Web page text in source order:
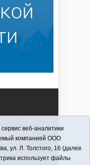
обязательна
при финансовой
области
№ ФС 77-66066
веб-аналитики
компанией ООО
ул. Л. Толстого, 16 (далее
использует файлы